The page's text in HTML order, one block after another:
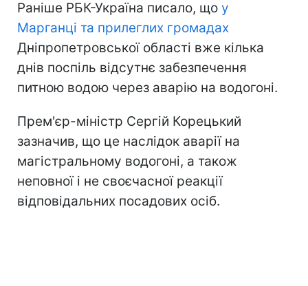
Раніше РБК-Україна писало, що у
Марганці та прилеглих громадах
Дніпропетровської області вже кілька
днів поспіль відсутнє забезпечення
питною водою через аварію на водогоні.
Прем'єр-міністр Сергій Корецький
зазначив, що це наслідок аварії на
магістральному водогоні, а також
неповної і не своєчасної реакції
відповідальних посадових осіб.